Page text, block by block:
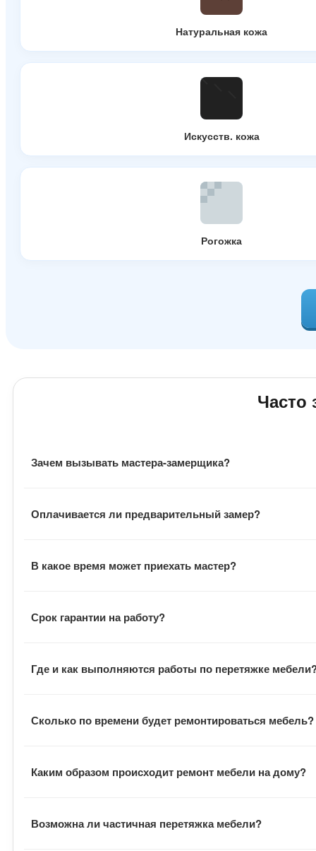
Натуральная кожа
Искусств. кожа
Рогожка
Часто
Зачем вызывать мастера-замерщика?
Замерщик оценивает фронт работ, подбирает
Оплачивается ли предварительный замер?
Выезд мастера бесплатный. Также заказчику не нужно
В какое время может приехать мастер?
Визит мастера всегда согласуется с заказчиком.
Срок гарантии на работу?
В договоре указан гарантийный срок на выполненные
Где и как выполняются работы по перетяжке
В большинстве случаев наши сотрудники выполняют
Сколько по времени будет ремонтироваться мебель?
В среднем заказ выполняется в течение двух недель
Каким образом происходит ремонт мебели на дому?
После подписания документов, заказчик
Возможна ли частичная перетяжка мебели?